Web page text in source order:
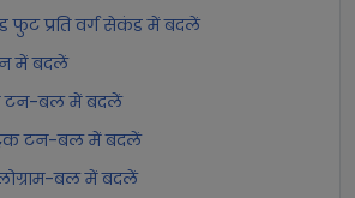
फुट प्रति वर्ग सेकंड में बदलें
में बदलें
टन-बल में बदलें
टन-बल में बदलें
बल में बदलें